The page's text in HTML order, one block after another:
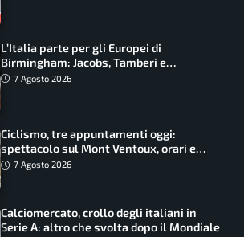
L’Italia parte per gli Europei di
Birmingham: Jacobs, Tamberi e
Battocletti guidano una spedizione
7 Agosto 2026
Ciclismo, tre appuntamenti oggi:
spettacolo sul Mont Ventoux, orari e
come vederli
7 Agosto 2026
Calciomercato, crollo degli italiani in
Serie A: altro che svolta dopo il Mondiale